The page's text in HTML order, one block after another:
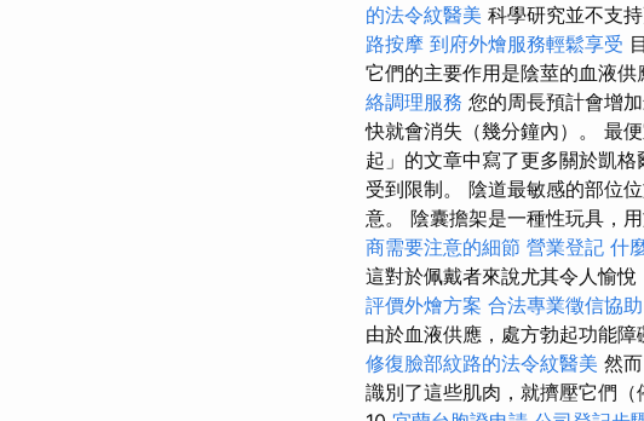
的法令紋醫美 科學研究並不支
路按摩 到府外燴服務輕鬆享受
它們的主要作用是陰莖的血液
絡調理服務 您的周長預計會增
快就會消失（幾分鐘內）。 最
起」的文章中寫了更多關於凱
受到限制。 陰道最敏感的部位
意。 陰囊擔架是一種性玩具，
商需要注意的細節 營業登記 什
這對於佩戴者來說尤其令人愉
評價外燴方案 合法專業徵信協助
由於血液供應，處方勃起功能
修復臉部紋路的法令紋醫美 然
識別了這些肌肉，就擠壓它們（